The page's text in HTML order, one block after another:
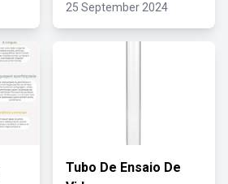
25 September 2024
Tubo De Ensaio De